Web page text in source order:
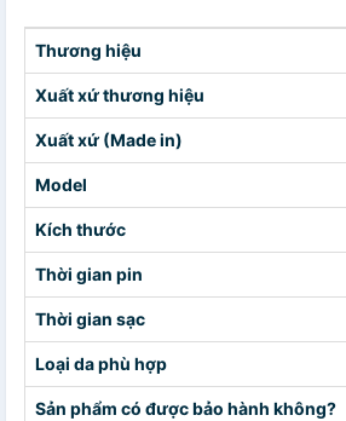
Thương hiệu
Xuất xứ thương hiệu
Xuất xứ (Made in)
Model
Kích thước
Thời gian pin
Thời gian sạc
Loại da phù hợp
Sản phẩm có được bảo hành không?